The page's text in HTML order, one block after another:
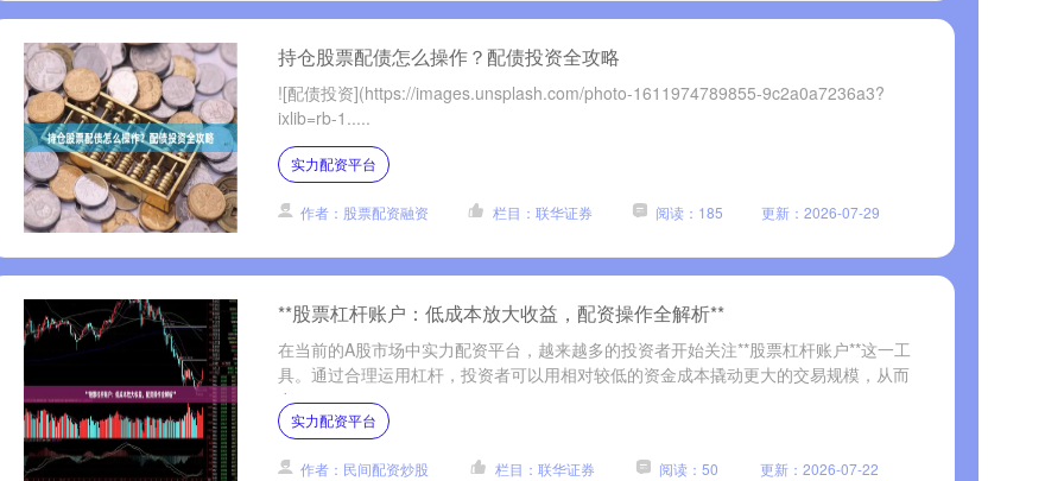
持仓股票配债怎么操作？配债投资全攻略
![配债投资](https://images.unsplash.com/photo-1611974789855-9c2a0a7236a3?
ixlib=rb-1.....
实力配资平台
作者：股票配资融资 栏目：联华证券 阅读：185 更新：2026-07-29
**股票杠杆账户：低成本放大收益，配资操作全解析**
在当前的A股市场中实力配资平台，越来越多的投资者开始关注**股票杠杆账户**这一工
具。通过合理运用杠杆，投资者可以用相对较低的资金成本撬动更大的交易规模，从而
在....
实力配资平台
作者：民间配资炒股 栏目：联华证券 阅读：50 更新：2026-07-22